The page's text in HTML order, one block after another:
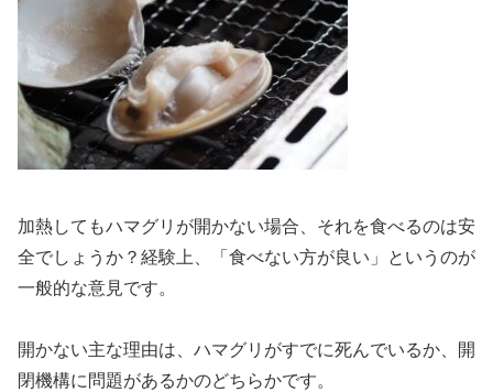
加熱してもハマグリが開かない場合、それを食べるのは安
全でしょうか？経験上、「食べない方が良い」というのが
一般的な意見です。
開かない主な理由は、ハマグリがすでに死んでいるか、開
閉機構に問題があるかのどちらかです。